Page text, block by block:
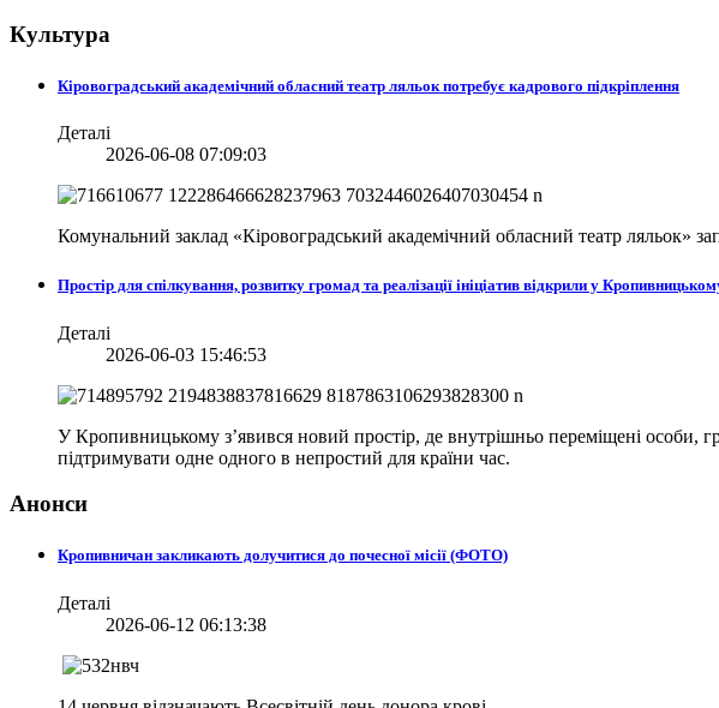
Культура
Кіровоградський академічний обласний театр ляльок потребує кадрового підкріплення
Деталі
2026-06-08 07:09:03
Комунальний заклад «Кіровоградський академічний обласний театр ляльок»
Простір для спілкування, розвитку громад та реалізації ініціатив відкрили у
Деталі
2026-06-03 15:46:53
У Кропивницькому з’явився новий простір, де внутрішньо переміщені особи,
підтримувати одне одного в непростий для країни час.
Анонси
Кропивничан закликають долучитися до почесної місії (ФОТО)
Деталі
2026-06-12 06:13:38